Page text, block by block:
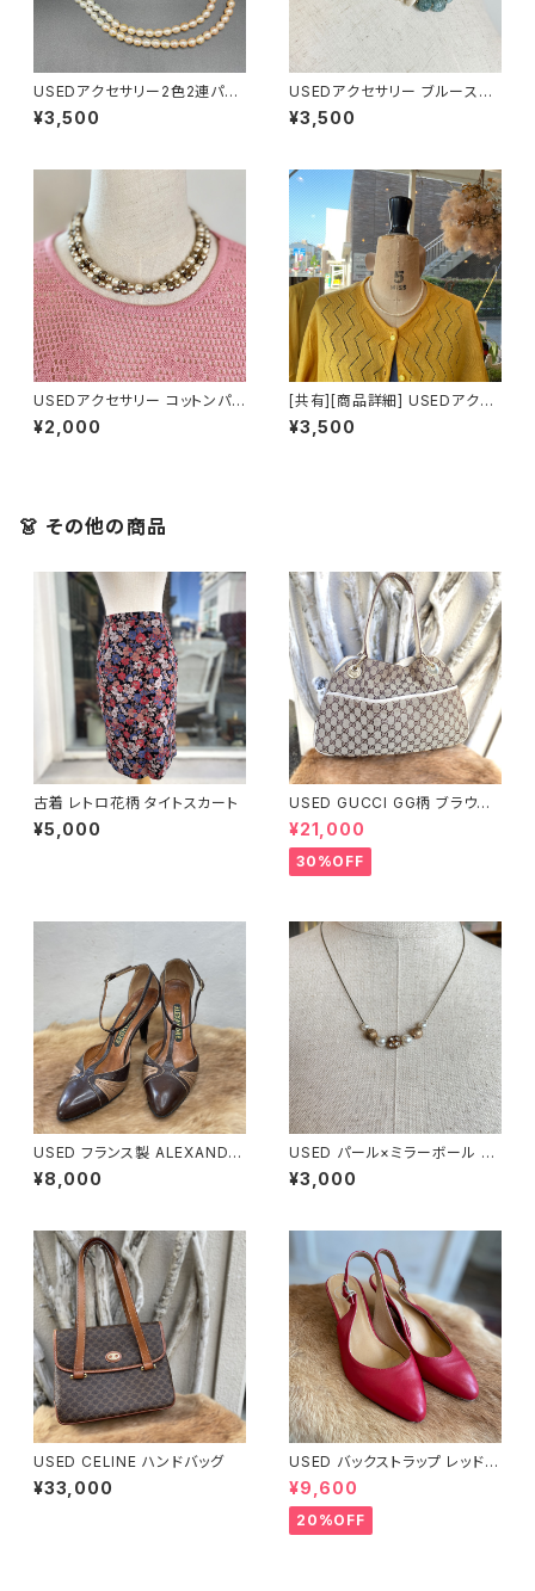
USEDアクセサリー2色2連パー
ルネックレス
¥3,500
USEDアクセサリー ブルースト
ーンネックレス
¥3,500
USEDアクセサリー コットンパ
ール ロングネックレス
¥2,000
[共有][商品詳細] USEDアクセ
サリー 横長パール
¥3,500
👗 その他の商品
古着 レトロ花柄 タイトスカート
¥5,000
USED GUCCI GG柄 ブラウン
ハンドバッグ
¥21,000
30%OFF
USED フランス製 ALEXANDE
R 本革 ストラップパンプス
¥8,000
USED パール×ミラーボール ネ
ックレス
¥3,000
USED CELINE ハンドバッグ
¥33,000
USED バックストラップ レッド
パンプス
¥9,600
20%OFF